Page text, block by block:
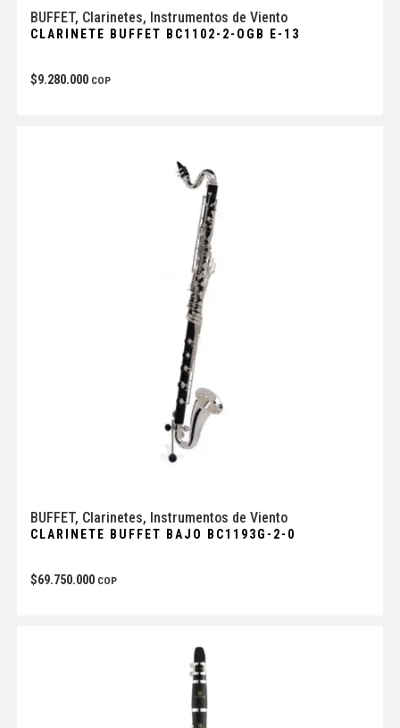
BUFFET, Clarinetes, Instrumentos de Viento
CLARINETE BUFFET BC1102-2-OGB E-13
$9.280.000 COP
BUFFET, Clarinetes, Instrumentos de Viento
CLARINETE BUFFET BAJO BC1193G-2-0
$69.750.000 COP